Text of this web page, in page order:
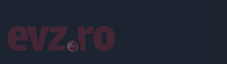
Linkuri utile